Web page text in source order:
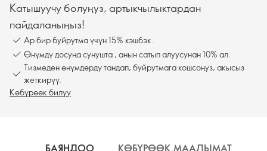
Катышуучу болуңуз, артыкчылыктардан
пайдаланыңыз!
Ар бир буйрутма үчүн 15% кэшбэк.
Өнүмдү досуңа сунушта , анын сатып алуусунан 10% ал.
Тизмеден өнүмдөрдү тандап, буйрутмага кошсоңуз, акысыз
жеткирүү.
Көбүрөөк билүү
БАЯНДОО КӨБҮРӨӨК МААЛЫМАТ